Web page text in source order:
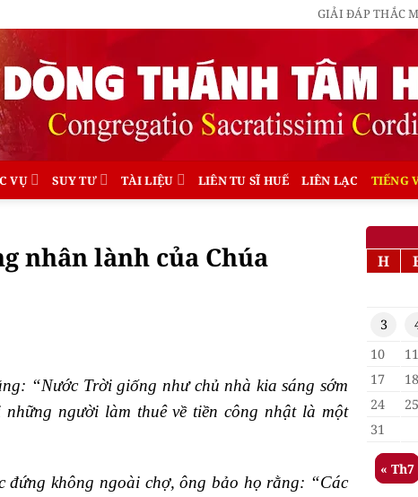
GIẢI ĐÁP THẮC
VỤ SUY TƯ TÀI LIỆU LIÊN TU SĨ HUẾ LIÊN LẠC TIẾNG
nhân lành của Chúa
“Nước Trời giống như chủ nhà kia sáng sớm
người làm thuê về tiền công nhật là một
không ngoài chợ, ông bảo họ rằng: “Các
H
3
10
11
17
18
24
25
31
« Th7